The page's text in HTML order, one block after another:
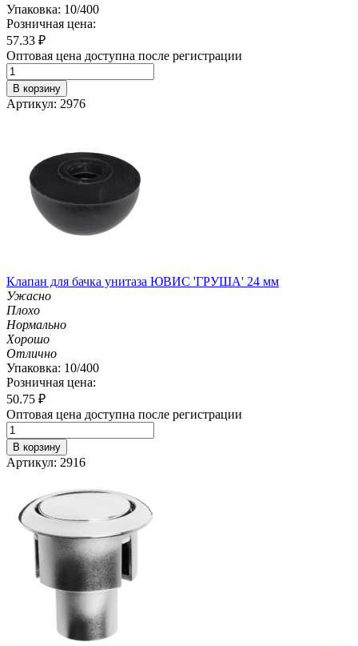
Упаковка: 10/400
Розничная цена:
57.33 ₽
Оптовая цена доступна после регистрации
В корзину
Артикул: 2976
Клапан для бачка унитаза ЮВИС 'ГРУША' 24 мм
Ужасно
Плохо
Нормально
Хорошо
Отлично
Упаковка: 10/400
Розничная цена:
50.75 ₽
Оптовая цена доступна после регистрации
В корзину
Артикул: 2916